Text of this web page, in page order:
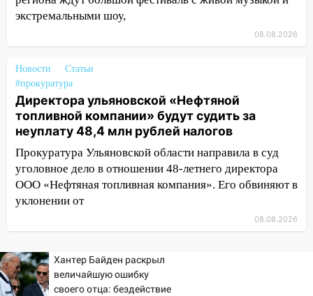
13:08
Ураган ударил по Ульяновску:
сорванные крыши, поваленные деревья,
трамваи
12:17 Ульяновск накрыл крупный град:
после ливня город снова уходит под
воду
12:12 Прокуратура взяла на контроль
ДТП с шестилетним ребёнком на улице
Федерации
11:16
В Ульяновске ищут 37-летнего
мужчину, пропавшего ещё 19 июля
экстремальными шоу,
08.08.2026
Новости
Статьи
#прокуратура
Директора ульяновской «Нефтяной
топливной компании» будут судить за
неуплату 48,4 млн рублей налогов
Прокуратура Ульяновской области направила в суд
уголовное дело в отношении 48-летнего директора
ООО «Нефтяная топливная компания». Его обвиняют в
уклонении от
08.08.2026
Хантер Байден раскрыл
величайшую ошибку
своего отца: бездействие